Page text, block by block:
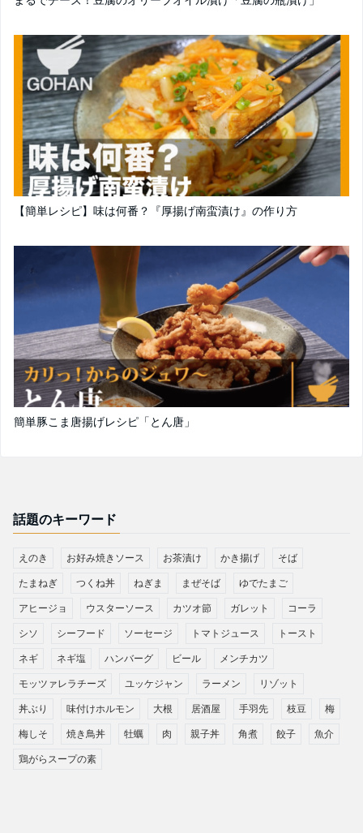
【簡単レシピ】味は何番？『厚揚げ南蛮漬け』の作り方
簡単豚こま唐揚げレシピ「とん唐」
話題のキーワード
えのき お好み焼きソース お茶漬け かき揚げ そば
たまねぎ つくね丼 ねぎま まぜそば ゆでたまご
アヒージョ ウスターソース カツオ節 ガレット コーラ
シソ シーフード ソーセージ トマトジュース トースト
ネギ ネギ塩 ハンバーグ ビール メンチカツ
モッツァレラチーズ ユッケジャン ラーメン リゾット
丼ぶり 味付けホルモン 大根 居酒屋 手羽先 枝豆 梅
梅しそ 焼き鳥丼 牡蠣 肉 親子丼 角煮 餃子 魚介
鶏がらスープの素